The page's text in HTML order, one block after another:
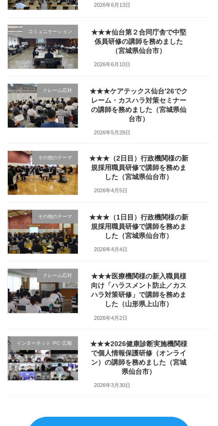
2026年6月13日
コミュニケーション
★★★仙台第２合同庁舎で中堅
係員研修の講師を務めました
（宮城県仙台市）
2026年6月10日
クレーム応対
★★★ケアテックス仙台’26でク
レーム・カスハラ対策セミナー
の講師を務めました（宮城県仙
台市）
2026年5月28日
その他のテーマ
★★★（2日目）行政機関様の新
規採用職員研修で講師を務めま
した（宮城県仙台市）
2026年4月5日
その他のテーマ
★★★（1日目）行政機関様の新
規採用職員研修で講師を務めま
した（宮城県仙台市）
2026年4月4日
クレーム応対
★★★医療機関様の新入職員様
向け「ハラスメント防止／カス
ハラ対策研修」で講師を務めま
した（山形県上山市）
2026年4月2日
インターネット･PC･広報
★★★2026健康診断実施機関様
で個人情報保護研修（オンライ
ン）の講師を務めました（宮城
県仙台市）
2026年3月30日